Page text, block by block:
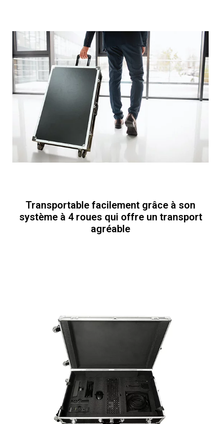
Transportable facilement grâce à son
système à 4 roues qui offre un transport
agréable